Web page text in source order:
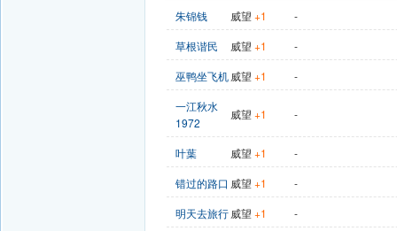
朱锦钱 威望 +1
-
草根谐民
威望 +1
-
巫鸭坐飞机威望 +1
-
一江秋水
1972
威望 +1 -
叶葉 威望 +1
-
错过的路口 威望 +1
-
明天去旅行威望 +1
-